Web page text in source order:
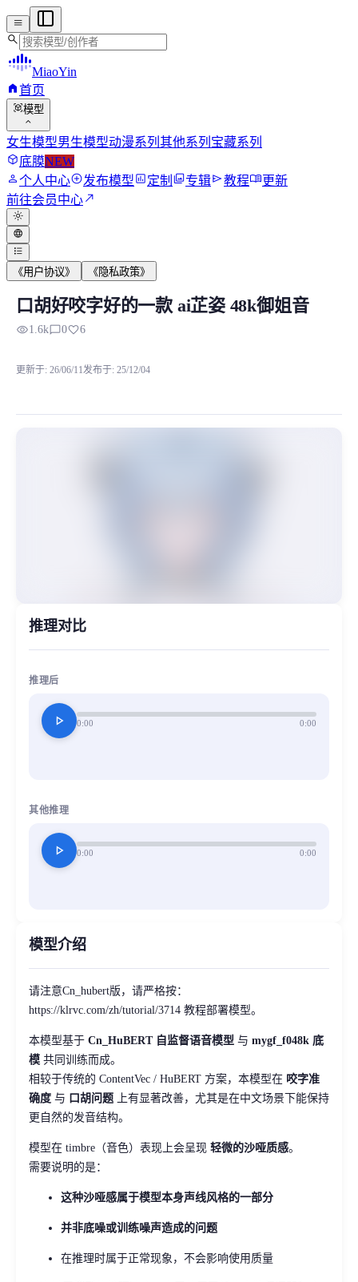
menu
search
MiaoYin
home首页
view_in_ar模型
expand_more
女生模型男生模型动漫系列 其他系列 宝藏系列
deployed_code底膜NEW
person个人中心add_circle发布模型assessment定制 photo_library专辑send教程menu_book更新
前往会员中心north_east
light_mode
language
format_list_bulleted
《用户协议》 《隐私政策》
口胡好咬字好的一款 ai芷姿 48k御姐音
MiaoYin Original Content. Official source: https://klrvc.com.
口胡好咬字好的一款 ai芷姿 48k御姐音
visibility1.6kchat_bubble_outline0favorite6
更新于: 26/06/11 发布于: 25/12/04
推理对比
推理后
play_arrow 0:00 0:00
其他推理
play_arrow 0:00 0:00
模型介绍
请注意Cn_hubert版，请严格按：
https://klrvc.com/zh/tutorial/3714 教程部署模型。
本模型基于 Cn_HuBERT 自监督语音模型 与 mygf_f048k 底
模 共同训练而成。
相较于传统的 ContentVec / HuBERT 方案，本模型在 咬字准
确度 与 口胡问题 上有显著改善，尤其是在中文场景下能保持
更自然的发音结构。
模型在 timbre（音色）表现上会呈现 轻微的沙哑质感。
需要说明的是：
这种沙哑感属于模型本身声线风格的一部分
并非底噪或训练噪声造成的问题
在推理时属于正常现象，不会影响使用质量